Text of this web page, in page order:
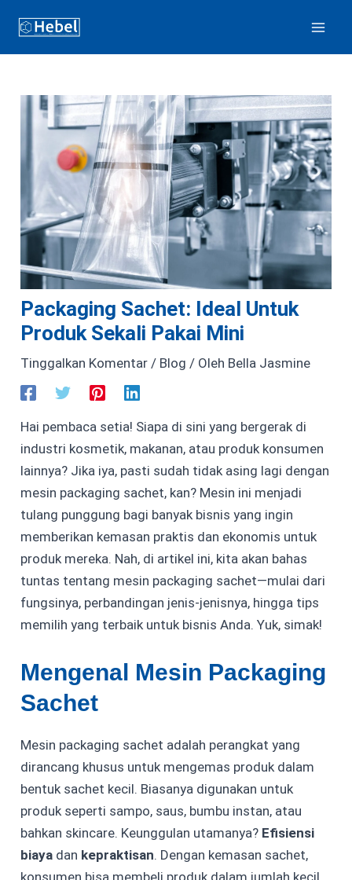
konten
Packaging Sachet: Ideal Untuk
Produk Sekali Pakai Mini
Tinggalkan Komentar / Blog / Oleh Bella Jasmine
Hai pembaca setia! Siapa di sini yang bergerak di
industri kosmetik, makanan, atau produk konsumen
lainnya? Jika iya, pasti sudah tidak asing lagi dengan
mesin packaging sachet, kan? Mesin ini menjadi
tulang punggung bagi banyak bisnis yang ingin
memberikan kemasan praktis dan ekonomis untuk
produk mereka. Nah, di artikel ini, kita akan bahas
tuntas tentang mesin packaging sachet—mulai dari
fungsinya, perbandingan jenis-jenisnya, hingga tips
memilih yang terbaik untuk bisnis Anda. Yuk, simak!
Mengenal Mesin Packaging
Sachet
Mesin packaging sachet adalah perangkat yang
dirancang khusus untuk mengemas produk dalam
bentuk sachet kecil. Biasanya digunakan untuk
produk seperti sampo, saus, bumbu instan, atau
bahkan skincare. Keunggulan utamanya? Efisiensi
biaya dan kepraktisan. Dengan kemasan sachet,